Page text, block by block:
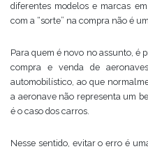
diferentes modelos e marcas
com a “sorte” na compra não é
Para quem é novo no assunto, é
compra e venda de
automobilístico, ao que
a aeronave não representa um
é o caso dos carros.
Nesse sentido, evitar o erro é